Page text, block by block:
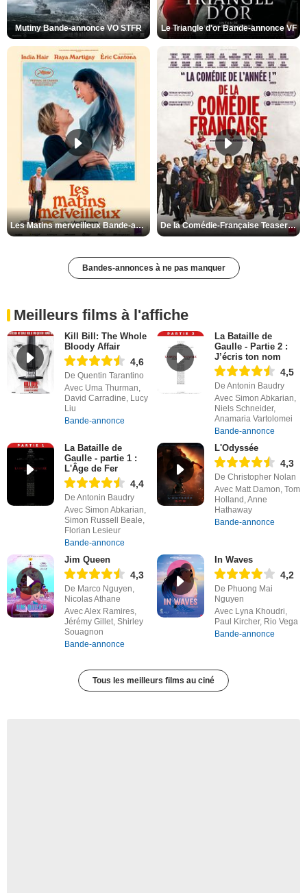
Mutiny Bande-annonce VO STFR Le Triangle d'or Bande-annonce VF
Les Matins merveilleux Bande-annonce VF De la Comédie-Française Teaser VF
Bandes-annonces à ne pas manquer
Meilleurs films à l'affiche
Kill Bill: The Whole
Bloody Affair
4,6
De Quentin Tarantino
Avec Uma Thurman,
David Carradine, Lucy
Liu
Bande-annonce
La Bataille de
Gaulle - Partie 2 :
J’écris ton nom
4,5
De Antonin Baudry
Avec Simon Abkarian,
Niels Schneider,
Anamaria Vartolomei
Bande-annonce
La Bataille de
Gaulle - partie 1 :
L'Âge de Fer
4,4
De Antonin Baudry
Avec Simon Abkarian,
Simon Russell Beale,
Florian Lesieur
Bande-annonce
L'Odyssée
4,3
De Christopher Nolan
Avec Matt Damon, Tom
Holland, Anne
Hathaway
Bande-annonce
Jim Queen
4,3
De Marco Nguyen,
Nicolas Athane
Avec Alex Ramires,
Jérémy Gillet, Shirley
Souagnon
Bande-annonce
In Waves
4,2
De Phuong Mai
Nguyen
Avec Lyna Khoudri,
Paul Kircher, Rio Vega
Bande-annonce
Tous les meilleurs films au ciné